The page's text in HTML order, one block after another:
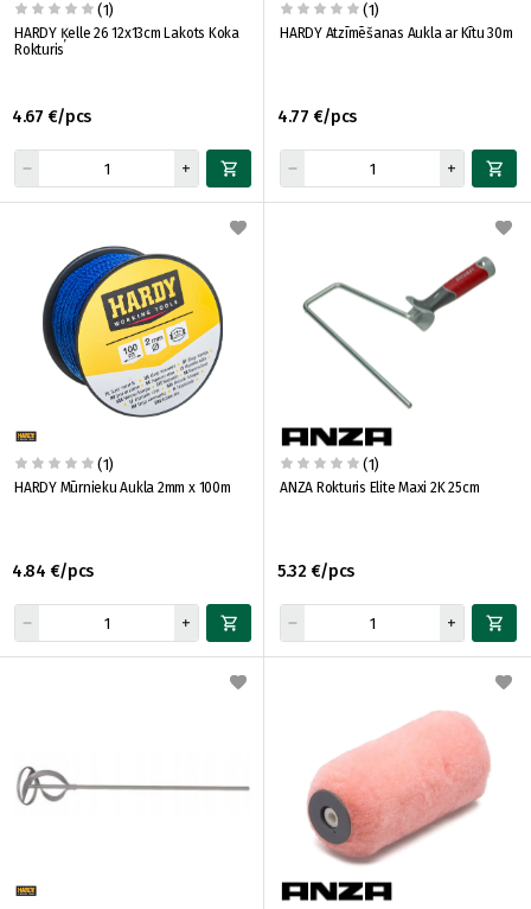
(1)
HARDY Ķelle 26 12x13cm Lakots Koka
Rokturis
4.67 €/pcs
(1)
HARDY Atzīmēšanas Aukla ar Kītu 30m
4.77 €/pcs
(1)
HARDY Mūrnieku Aukla 2mm x 100m
4.84 €/pcs
(1)
ANZA Rokturis Elite Maxi 2K 25cm
5.32 €/pcs